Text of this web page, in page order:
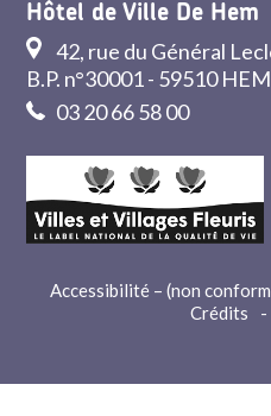
Hôtel de Ville De Hem
42, rue du Général
B.P. n°30001 - 59510 HEM
03 20 66 58 00
Accessibilité – (non
Crédits
-